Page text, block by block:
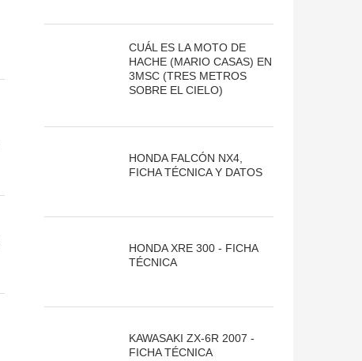
CUÁL ES LA MOTO DE
HACHE (MARIO CASAS) EN
3MSC (TRES METROS
SOBRE EL CIELO)
HONDA FALCÓN NX4,
FICHA TÉCNICA Y DATOS
HONDA XRE 300 - FICHA
TÉCNICA
KAWASAKI ZX-6R 2007 -
FICHA TÉCNICA